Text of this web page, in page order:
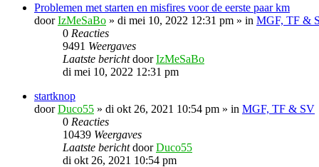
Problemen met starten en misfires voor de eerste paar km
doorIzMeSaBo » di mei 10, 2022 12:31 pm » in MGF, TF &
0 Reacties
9491 Weergaves
Laatste berichtdoorIzMeSaBo
di mei 10, 2022 12:31 pm
startknop
doorDuco55 » di okt 26, 2021 10:54 pm » in MGF, TF & SV
0 Reacties
10439 Weergaves
Laatste berichtdoorDuco55
di okt 26, 2021 10:54 pm